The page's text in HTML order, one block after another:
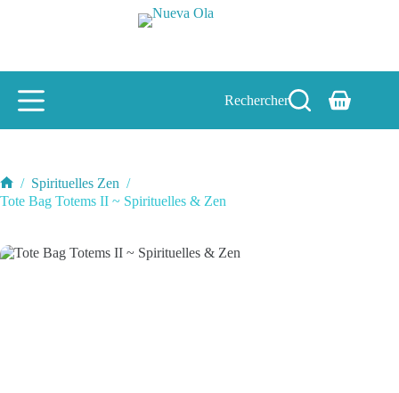
Rechercher
Panier
Accueil
/ Spirituelles Zen /
Tote Bag Totems II ~ Spirituelles & Zen